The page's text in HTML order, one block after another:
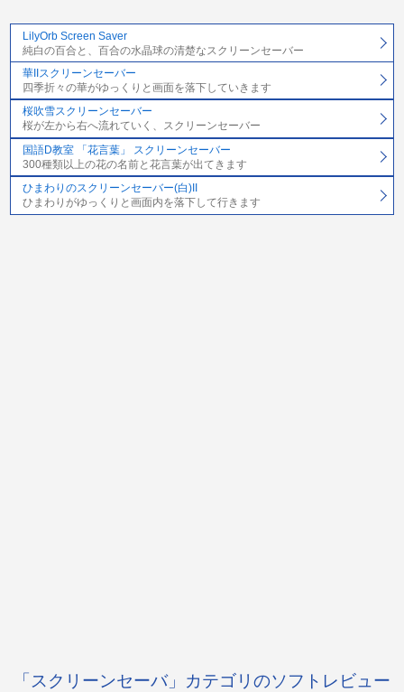
LilyOrb Screen Saver
純白の百合と、百合の水晶球の清楚なスクリーンセーバー
華IIスクリーンセーバー
四季折々の華がゆっくりと画面を落下していきます
桜吹雪スクリーンセーバー
桜が左から右へ流れていく、スクリーンセーバー
国語D教室 「花言葉」 スクリーンセーバー
300種類以上の花の名前と花言葉が出てきます
ひまわりのスクリーンセーバー(白)II
ひまわりがゆっくりと画面内を落下して行きます
「スクリーンセーバ」カテゴリのソフトレビュー